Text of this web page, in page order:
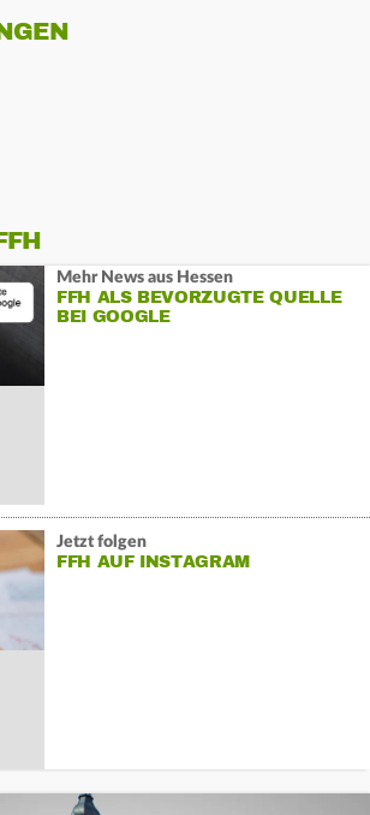
Mehr News aus Hessen
FFH ALS BEVORZUGTE QUELLE
BEI GOOGLE
Jetzt folgen
FFH AUF INSTAGRAM